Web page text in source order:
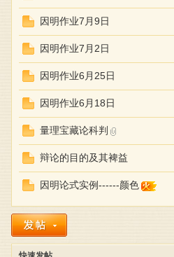
因明作业7月9日
因明作业7月2日
因明作业6月25日
因明作业6月18日
量理宝藏论科判
辩论的目的及其裨益
因明论式实例------颜色